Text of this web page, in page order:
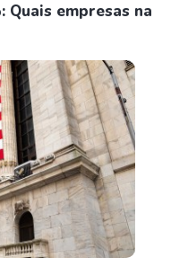
Quais empresas na